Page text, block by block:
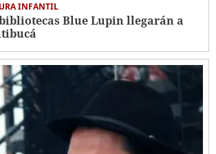
INFANTIL
Blue Lupin llegarán a